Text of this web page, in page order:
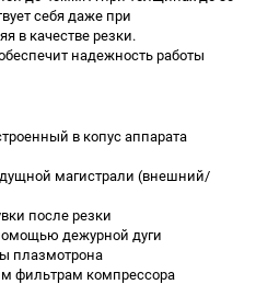
себя даже при
в качестве резки.
надежность работы
в копус аппарата
магистрали (внешний/
после резки
дежурной дуги
плазмотрона
фильтрам компрессора